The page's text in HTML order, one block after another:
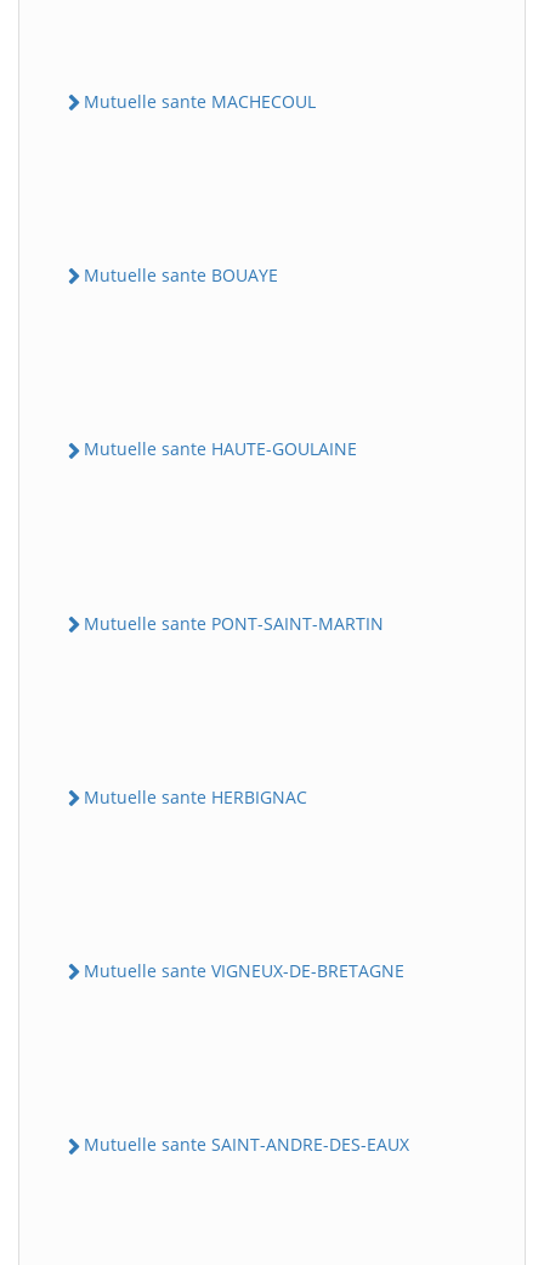
Mutuelle sante MACHECOUL
Mutuelle sante BOUAYE
Mutuelle sante HAUTE-GOULAINE
Mutuelle sante PONT-SAINT-MARTIN
Mutuelle sante HERBIGNAC
Mutuelle sante VIGNEUX-DE-BRETAGNE
Mutuelle sante SAINT-ANDRE-DES-EAUX